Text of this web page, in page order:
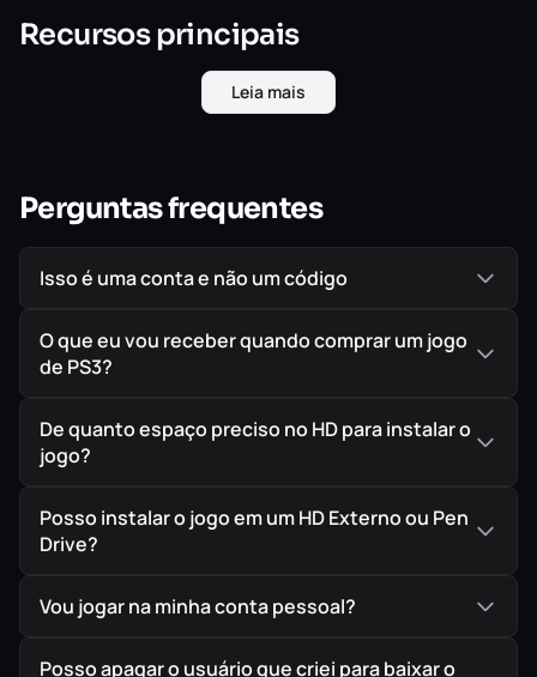
Recursos principais
Tecnologia divisora de terras
Jogue em uma caixa de areia de uma das simulações
mais avançadas da natureza em tempo real, onde tudo
que você vê e com o qual interage evolui de forma
dinâmica, oferecendo uma experiência renovada
constantemente.
Leia mais
Perguntas frequentes
Isso é uma conta e não um código
O que eu vou receber quando comprar um jogo
de PS3?
De quanto espaço preciso no HD para instalar o
jogo?
Posso instalar o jogo em um HD Externo ou Pen
Drive?
Vou jogar na minha conta pessoal?
Posso apagar o usuário que criei para baixar o